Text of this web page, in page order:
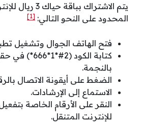
يتم الاشتراك
المحدود على النحو التالي: [1]
فتح الهاتف الجوال وتشغيل
كتابة الكود
بالنجمة.
الضغط على أيقونة الاتصال
الاستماع إلى الإرشادات.
للإنترنت المتنقل.